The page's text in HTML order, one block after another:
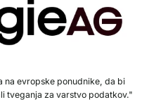
na evropske ponudnike, da bi
tveganja za varstvo podatkov."